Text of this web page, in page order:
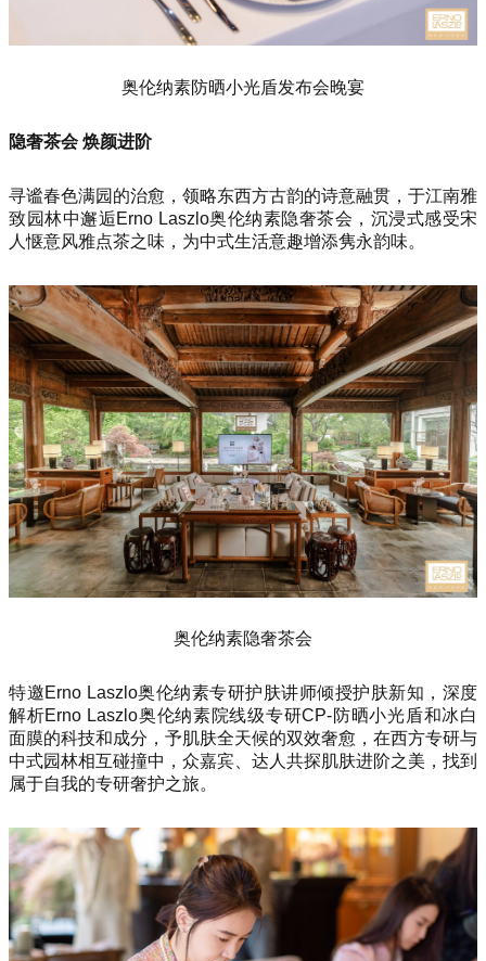
奥伦纳素防晒小光盾发布会晚宴
隐奢茶会 焕颜进阶
寻谧春色满园的治愈，领略东西方古韵的诗意融贯，于江南雅
致园林中邂逅Erno Laszlo奥伦纳素隐奢茶会，沉浸式感受宋
人惬意风雅点茶之味，为中式生活意趣增添隽永韵味。
奥伦纳素隐奢茶会
特邀Erno Laszlo奥伦纳素专研护肤讲师倾授护肤新知，深度
解析Erno Laszlo奥伦纳素院线级专研CP-防晒小光盾和冰白
面膜的科技和成分，予肌肤全天候的双效奢愈，在西方专研与
中式园林相互碰撞中，众嘉宾、达人共探肌肤进阶之美，找到
属于自我的专研奢护之旅。